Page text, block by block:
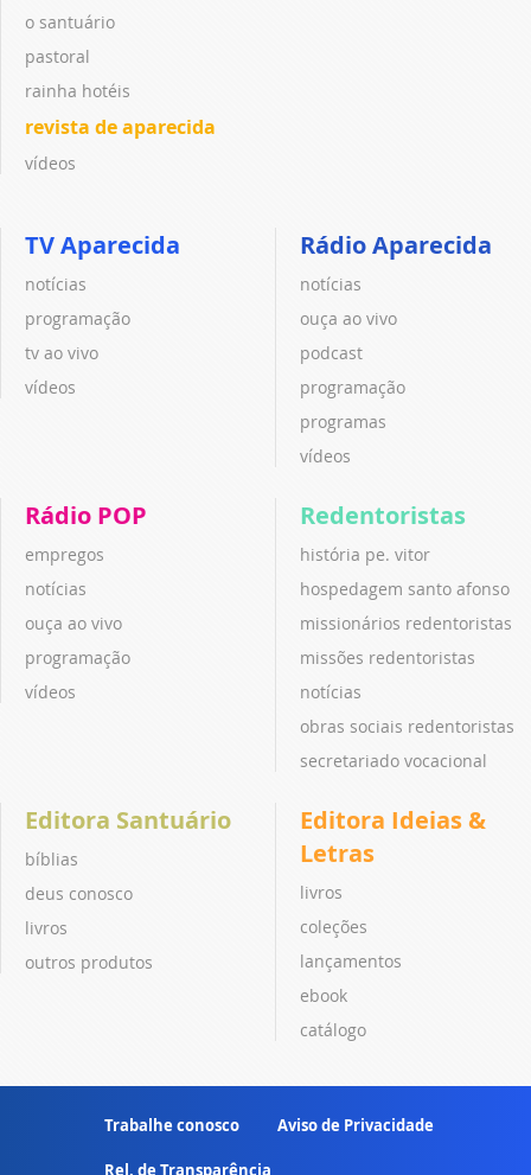
o santuário
pastoral
rainha hotéis
revista de aparecida
vídeos
TV Aparecida
notícias
programação
tv ao vivo
vídeos
Rádio Aparecida
notícias
ouça ao vivo
podcast
programação
programas
vídeos
Rádio POP
empregos
notícias
ouça ao vivo
programação
vídeos
Redentoristas
história pe. vitor
hospedagem santo afonso
missionários redentoristas
missões redentoristas
notícias
obras sociais redentoristas
secretariado vocacional
Editora Santuário
bíblias
deus conosco
livros
outros produtos
Editora Ideias &
Letras
livros
coleções
lançamentos
ebook
catálogo
Trabalhe conosco Aviso de Privacidade
Rel. de Transparência